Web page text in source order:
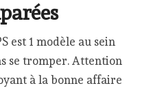
est 1 modèle au sein
se tromper. Attention
à la bonne affaire